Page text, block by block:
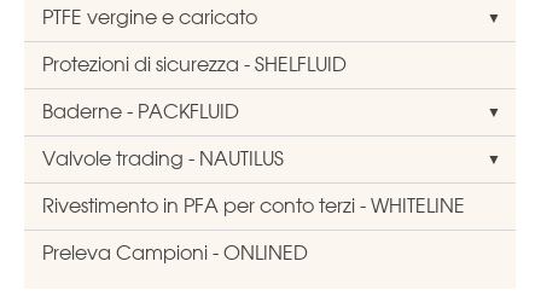
PTFE vergine e caricato
Protezioni di sicurezza - SHELFLUID
Baderne - PACKFLUID
Valvole trading - NAUTILUS
Rivestimento in PFA per conto terzi - WHITELINE
Preleva Campioni - ONLINED